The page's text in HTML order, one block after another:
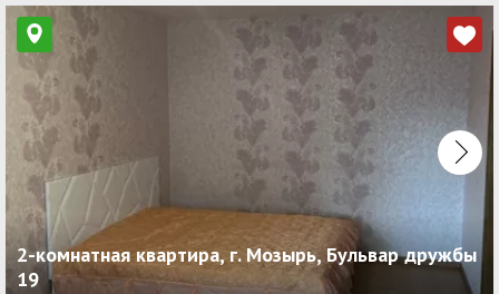
2-комнатная квартира, г. Мозырь, Бульвар дружбы
19